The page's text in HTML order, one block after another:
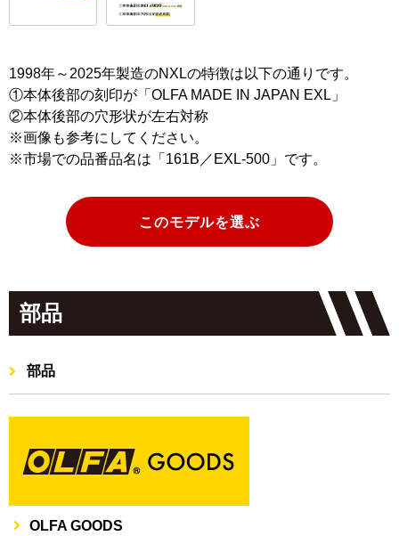
1998年～2025年製造のNXLの特徴は以下の通りです。
①本体後部の刻印が「OLFA MADE IN JAPAN EXL」
②本体後部の穴形状が左右対称
※画像も参考にしてください。
※市場での品番品名は「161B／EXL-500」です。
このモデルを選ぶ
部品
部品
OLFA GOODS